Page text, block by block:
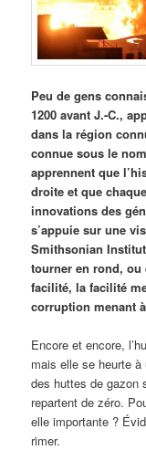
Peu de gens
1200 avant J.-C.,
dans la région
connue sous le
apprennent que
droite et que
innovations des
s’appuie sur une
Smithsonian
tourner en rond, ou
facilité, la facilité
corruption menant
Encore et encore,
mais elle se heurte
des huttes de gazon
repartent de zéro.
elle importante ?
rimer.